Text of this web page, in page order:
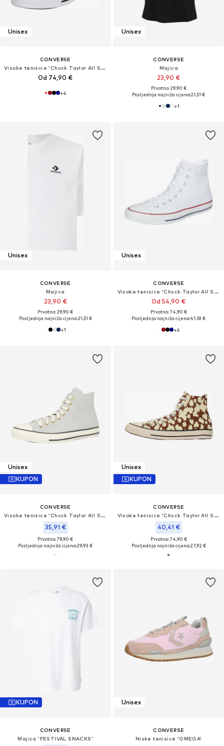
Unisex
CONVERSE
Visoke tenisice 'Chuck Taylor All Star'
Od 74,90 €
+4
Unisex
CONVERSE
Majica
23,90 €
Prvotno: 29,90 €
Posljednja najniža cijena:21,51 €
+1
Unisex
CONVERSE
Majica
23,90 €
Prvotno: 29,90 €
Posljednja najniža cijena:21,51 €
+1
Unisex
CONVERSE
Visoke tenisice 'Chuck Taylor All Star Classic'
Od 54,90 €
Prvotno: 74,90 €
Posljednja najniža cijena:41,18 €
+4
Unisex
KUPON
CONVERSE
Visoke tenisice 'Chuck Taylor All Star'
35,91 €
Prvotno: 79,90 €
Posljednja najniža cijena:29,93 €
Unisex
KUPON
CONVERSE
Visoke tenisice 'Chuck Taylor All Star'
40,41 €
Prvotno: 74,90 €
Posljednja najniža cijena:27,92 €
KUPON
CONVERSE
Majica 'FESTIVAL SNACKS'
Unisex
CONVERSE
Niske tenisice 'OMEGA'